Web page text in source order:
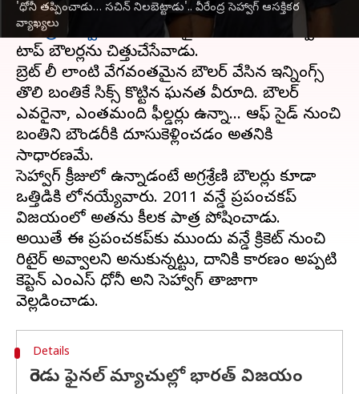
'ధోనీ తప్పించాడు… సచిన్ నిలబెట్టాడు'.. వీరేంద్ర సెహ్వాగ్ ఆసక్తికర
వ్యాఖ్యలు
భారత క్రికెట్ జట్టులో అత్యుత్తమ ఓపెనర్‌లలో ఒకరైన
వీరేంద్ర సెహ్వాగ్, తన దూకుడైన ఆటతీరుతో అప్పటి
టాప్ బౌలర్లను చిత్తుచేసేవాడు.
బ్రెట్ లీ లాంటి వేగవంతమైన బౌలర్ వేసిన ఇన్నింగ్స్
తొలి బంతికే సిక్స్ కొట్టిన ఘనత వీరూది. బౌలర్
ఎవరైనా, ఎంతమంది ఫీల్డర్లు ఉన్నా... ఆఫ్ సైడ్ నుంచి
బంతిని బౌండరీకి దూసుకెళ్లించడం అతనికి
సాధారణమే.
సెహ్వాగ్ క్రీజులో ఉన్నాడంటే అగ్రశ్రేణి బౌలర్లు కూడా
ఒత్తిడికి లోనయ్యేవారు. 2011 వన్డే ప్రపంచకప్
విజయంలో అతను కీలక పాత్ర పోషించాడు.
అయితే ఈ ప్రపంచకప్‌కు ముందు వన్డే క్రికెట్ నుంచి
రిటైర్ అవ్వాలని అనుకున్నట్టు, దానికి కారణం అప్పటి
కెప్టెన్ ఎంఎస్ ధోనీ అని సెహ్వాగ్ తాజాగా
Details
రెండు ఫైనల్ మ్యాచుల్లో భారత్ విజయం